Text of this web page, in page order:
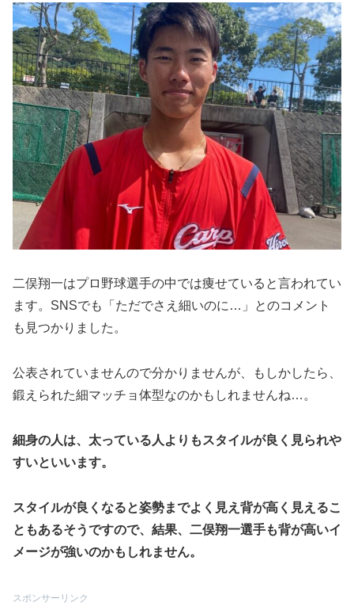
二俣翔一はプロ野球選手の中では痩せていると言われてい
ます。SNSでも「ただでさえ細いのに…」とのコメント
も見つかりました。
公表されていませんので分かりませんが、もしかしたら、
鍛えられた細マッチョ体型なのかもしれませんね…。
細身の人は、太っている人よりもスタイルが良く見られや
すいといいます。
スタイルが良くなると姿勢までよく見え背が高く見えるこ
ともあるそうですので、結果、二俣翔一選手も背が高いイ
メージが強いのかもしれません。
スポンサーリンク